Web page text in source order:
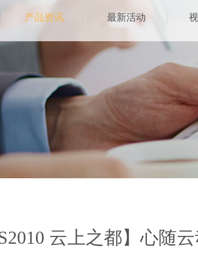
产品资讯 最新活动
云上之都】心随